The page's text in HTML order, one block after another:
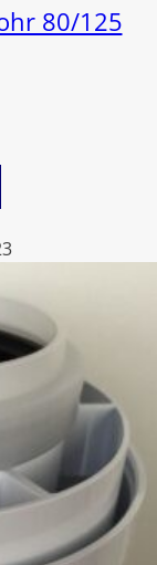
80/125